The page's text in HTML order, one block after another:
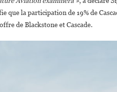
que la participation de 19% de
de Blackstone et Cascade.